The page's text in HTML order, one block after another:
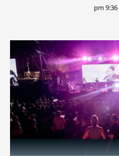
9:36 pm